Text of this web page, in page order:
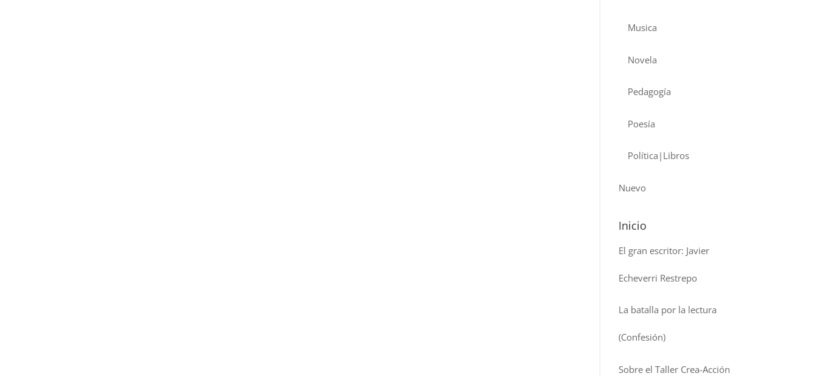
Musica
Novela
Pedagogía
Poesía
Política|Libros
Nuevo
Inicio
El gran escritor: Javier
Echeverri Restrepo
La batalla por la lectura
(Confesión)
Sobre el Taller Crea-Acción